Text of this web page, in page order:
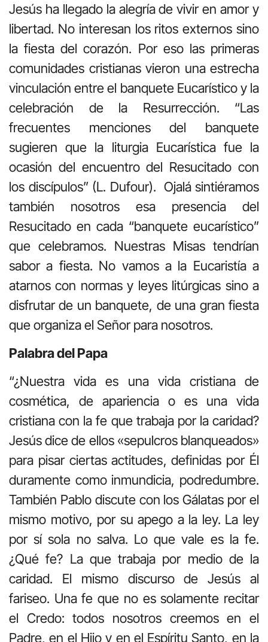
Jesús ha llegado la alegría de vivir en amor y
libertad. No interesan los ritos externos sino
la fiesta del corazón. Por eso las primeras
comunidades cristianas vieron una estrecha
vinculación entre el banquete Eucarístico y la
celebración de la Resurrección. “Las
frecuentes menciones del banquete
sugieren que la liturgia Eucarística fue la
ocasión del encuentro del Resucitado con
los discípulos” (L. Dufour). Ojalá sintiéramos
también nosotros esa presencia del
Resucitado en cada “banquete eucarístico”
que celebramos. Nuestras Misas tendrían
sabor a fiesta. No vamos a la Eucaristía a
atarnos con normas y leyes litúrgicas sino a
disfrutar de un banquete, de una gran fiesta
que organiza el Señor para nosotros.
Palabra del Papa
“¿Nuestra vida es una vida cristiana de
cosmética, de apariencia o es una vida
cristiana con la fe que trabaja por la caridad?
Jesús dice de ellos «sepulcros blanqueados»
para pisar ciertas actitudes, definidas por Él
duramente como inmundicia, podredumbre.
También Pablo discute con los Gálatas por el
mismo motivo, por su apego a la ley. La ley
por sí sola no salva. Lo que vale es la fe.
¿Qué fe? La que trabaja por medio de la
caridad. El mismo discurso de Jesús al
fariseo. Una fe que no es solamente recitar
el Credo: todos nosotros creemos en el
Padre, en el Hijo y en el Espíritu Santo, en la